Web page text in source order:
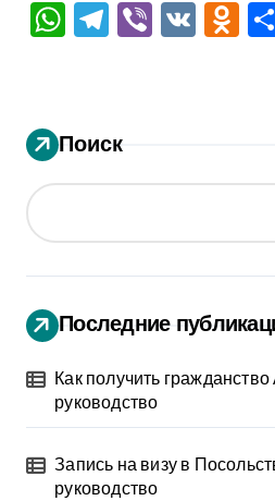
WhatsApp
Telegram
Viber
VK
Поиск
Последние
Как получить
руководство
Запись на визу в
руководство